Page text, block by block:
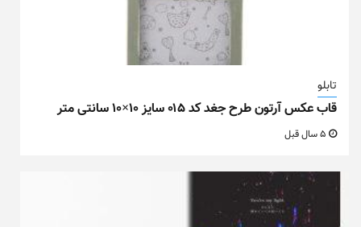
تابلو
قاب عکس آرتون طرح جغد کد ۰۱۵ سایز ۱۰×۱۰ سانتی متر